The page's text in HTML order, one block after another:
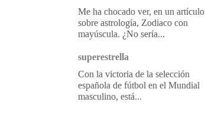
Me ha chocado ver, en un artículo
sobre astrología, Zodiaco con
mayúscula. ¿No sería...
superestrella
Con la victoria de la selección
española de fútbol en el Mundial
masculino, está...